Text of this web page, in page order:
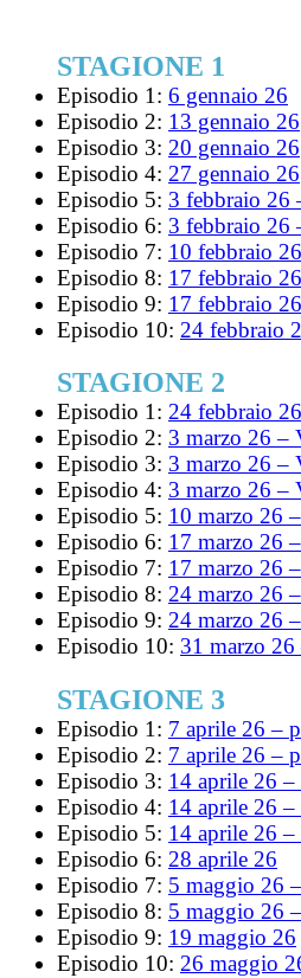
STAGIONE 1
Episodio 1: 6 gennaio 26
Episodio 2: 13 gennaio 26
Episodio 3: 20 gennaio 26
Episodio 4: 27 gennaio 26
Episodio 5: 3 febbraio 26
Episodio 6: 3 febbraio 26
Episodio 7: 10 febbraio
Episodio 8: 17 febbraio
Episodio 9: 17 febbraio
Episodio 10: 24 febbraio
STAGIONE 2
Episodio 1: 24 febbraio
Episodio 2: 3 marzo 26 –
Episodio 3: 3 marzo 26 –
Episodio 4: 3 marzo 26 –
Episodio 5: 10 marzo 26
Episodio 6: 17 marzo 26
Episodio 7: 17 marzo 26
Episodio 8: 24 marzo 26
Episodio 9: 24 marzo 26
Episodio 10: 31 marzo
STAGIONE 3
Episodio 1: 7 aprile 26 –
Episodio 2: 7 aprile 26 –
Episodio 3: 14 aprile 26
Episodio 4: 14 aprile 26
Episodio 5: 14 aprile 26
Episodio 6: 28 aprile 26
Episodio 7: 5 maggio 26
Episodio 8: 5 maggio 26
Episodio 9: 19 maggio 26
Episodio 10: 26 maggio